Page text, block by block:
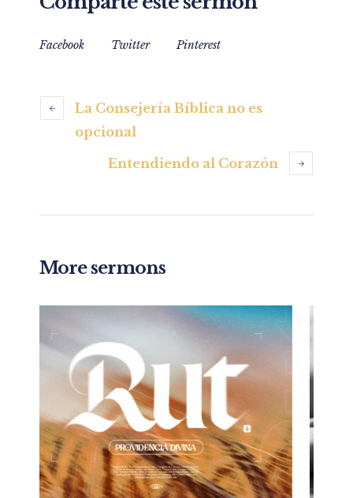
Facebook Twitter Pinterest
La Consejería Bíblica no es
opcional
Entendiendo al Corazón
More sermons